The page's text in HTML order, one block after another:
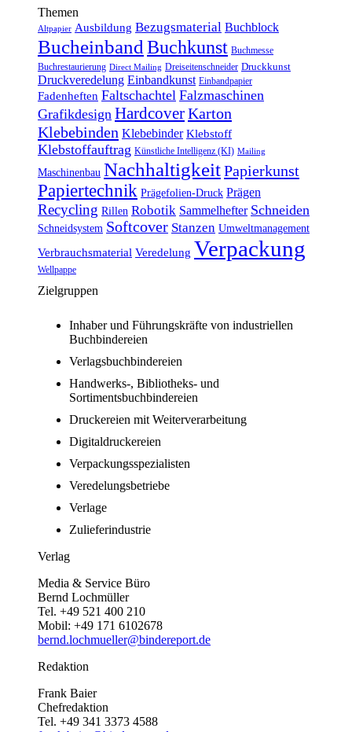
Themen
Altpapier Ausbildung Bezugsmaterial Buchblock
BucheinbandBuchkunst Buchmesse
Buchrestaurierung Direct Mailing Dreiseitenschneider Druckkunst
Druckveredelung Einbandkunst Einbandpapier
Fadenheften Faltschachtel Falzmaschinen
Grafikdesign HardcoverKarton
Klebebinden Klebebinder Klebstoff
Klebstoffauftrag Künstliche Intelligenz (KI) Mailing
Maschinenbau NachhaltigkeitPapierkunst
Papiertechnik Prägefolien-Druck Prägen
Recycling Rillen Robotik Sammelhefter Schneiden
Schneidsystem Softcover Stanzen Umweltmanagement
Verbrauchsmaterial Veredelung Verpackung
Wellpappe
Zielgruppen
Inhaber und Führungskräfte von industriellen
Buchbindereien
Verlagsbuchbindereien
Handwerks-, Bibliotheks- und
Sortimentsbuchbindereien
Druckereien mit Weiterverarbeitung
Digitaldruckereien
Verpackungsspezialisten
Veredelungsbetriebe
Verlage
Zulieferindustrie
Verlag
Media & Service Büro
Bernd Lochmüller
Tel. +49 521 400 210
Mobil: +49 171 6102678
bernd.lochmueller@bindereport.de
Redaktion
Frank Baier
Chefredaktion
Tel. +49 341 3373 4588